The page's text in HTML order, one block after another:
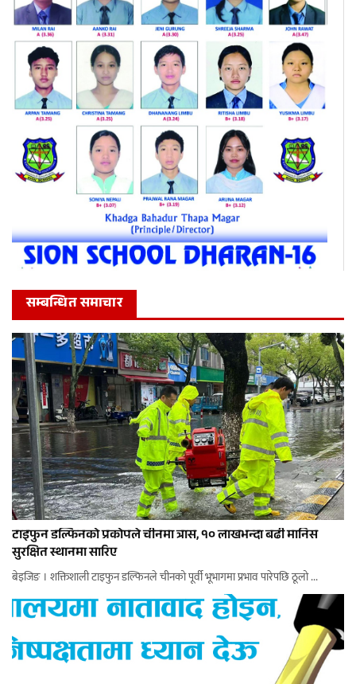
सम्बन्धित समाचार
टाइफुन डल्फिनको प्रकोपले चीनमा त्रास, १० लाखभन्दा बढी मानिस
सुरक्षित स्थानमा सारिए
बेइजिङ । शक्तिशाली टाइफुन डल्फिनले चीनको पूर्वी भूभागमा प्रभाव पारेपछि ठूलो ...